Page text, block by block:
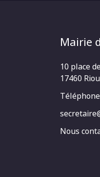
Mairie
10 place
17460
Nous